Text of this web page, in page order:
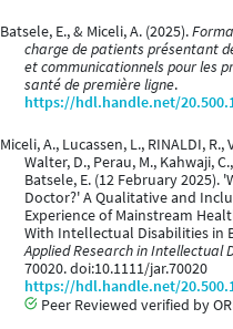
Batsele, E., & Miceli, A. (2025).
charge de patients présentant
et communicationnels pour les
santé de première ligne.
https://hdl.handle.net/
Miceli, A., Lucassen, L., RINALDI,
Walter, D., Perau, M., Kahwaji,
Batsele, E. (12 February 2025).
Doctor?' A Qualitative and
Experience of Mainstream
With Intellectual Disabilities in
Applied Research in Intellectual
70020. doi:10.1111/jar.70020
https://hdl.handle.net/
Peer Reviewed verified by